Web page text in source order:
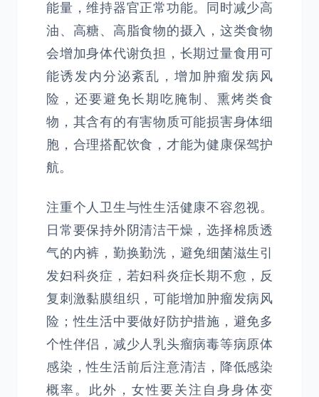
能量，维持器官正常功能。同时减少高
油、高糖、高脂食物的摄入，这类食物
会增加身体代谢负担，长期过量食用可
能诱发内分泌紊乱，增加肿瘤发病风
险，还要避免长期吃腌制、熏烤类食
物，其含有的有害物质可能损害身体细
胞，合理搭配饮食，才能为健康保驾护
航。
注重个人卫生与性生活健康不容忽视。
日常要保持外阴清洁干燥，选择棉质透
气的内裤，勤换勤洗，避免细菌滋生引
发妇科炎症，若妇科炎症长期不愈，反
复刺激黏膜组织，可能增加肿瘤发病风
险；性生活中要做好防护措施，避免多
个性伴侣，减少人乳头瘤病毒等病原体
感染，性生活前后注意清洁，降低感染
概率。此外，女性要关注自身身体变